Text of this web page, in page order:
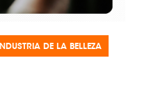
INDUSTRIA DE LA BELLEZA